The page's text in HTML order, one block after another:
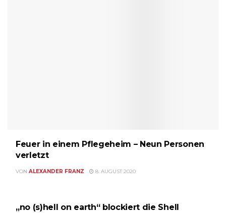
Feuer in einem Pflegeheim – Neun Personen
verletzt
VON ALEXANDER FRANZ 8. AUGUST 2020
„no (s)hell on earth“ blockiert die Shell